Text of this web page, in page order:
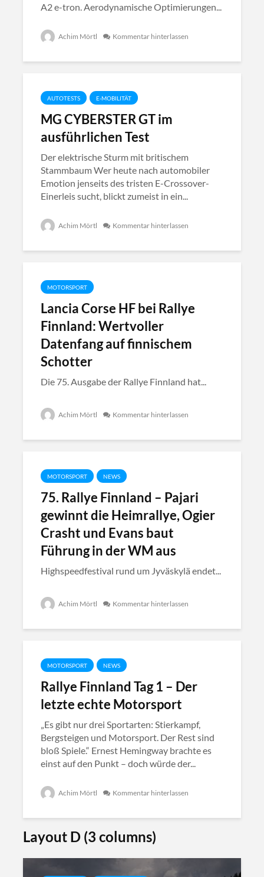
A2 e-tron. Aerodynamische Optimierungen...
Achim Mörtl Kommentar hinterlassen
AUTOTESTS E-MOBILITÄT
MG CYBERSTER GT im
ausführlichen Test
Der elektrische Sturm mit britischem
Stammbaum Wer heute nach automobiler
Emotion jenseits des tristen E-Crossover-
Einerleis sucht, blickt zumeist in ein...
Achim Mörtl Kommentar hinterlassen
MOTORSPORT
Lancia Corse HF bei Rallye
Finnland: Wertvoller
Datenfang auf finnischem
Schotter
Die 75. Ausgabe der Rallye Finnland hat...
Achim Mörtl Kommentar hinterlassen
MOTORSPORT NEWS
75. Rallye Finnland – Pajari
gewinnt die Heimrallye, Ogier
Crasht und Evans baut
Führung in der WM aus
Highspeedfestival rund um Jyväskylä endet...
Achim Mörtl Kommentar hinterlassen
MOTORSPORT NEWS
Rallye Finnland Tag 1 – Der
letzte echte Motorsport
„Es gibt nur drei Sportarten: Stierkampf,
Bergsteigen und Motorsport. Der Rest sind
bloß Spiele.“ Ernest Hemingway brachte es
einst auf den Punkt – doch würde der...
Achim Mörtl Kommentar hinterlassen
Layout D (3 columns)